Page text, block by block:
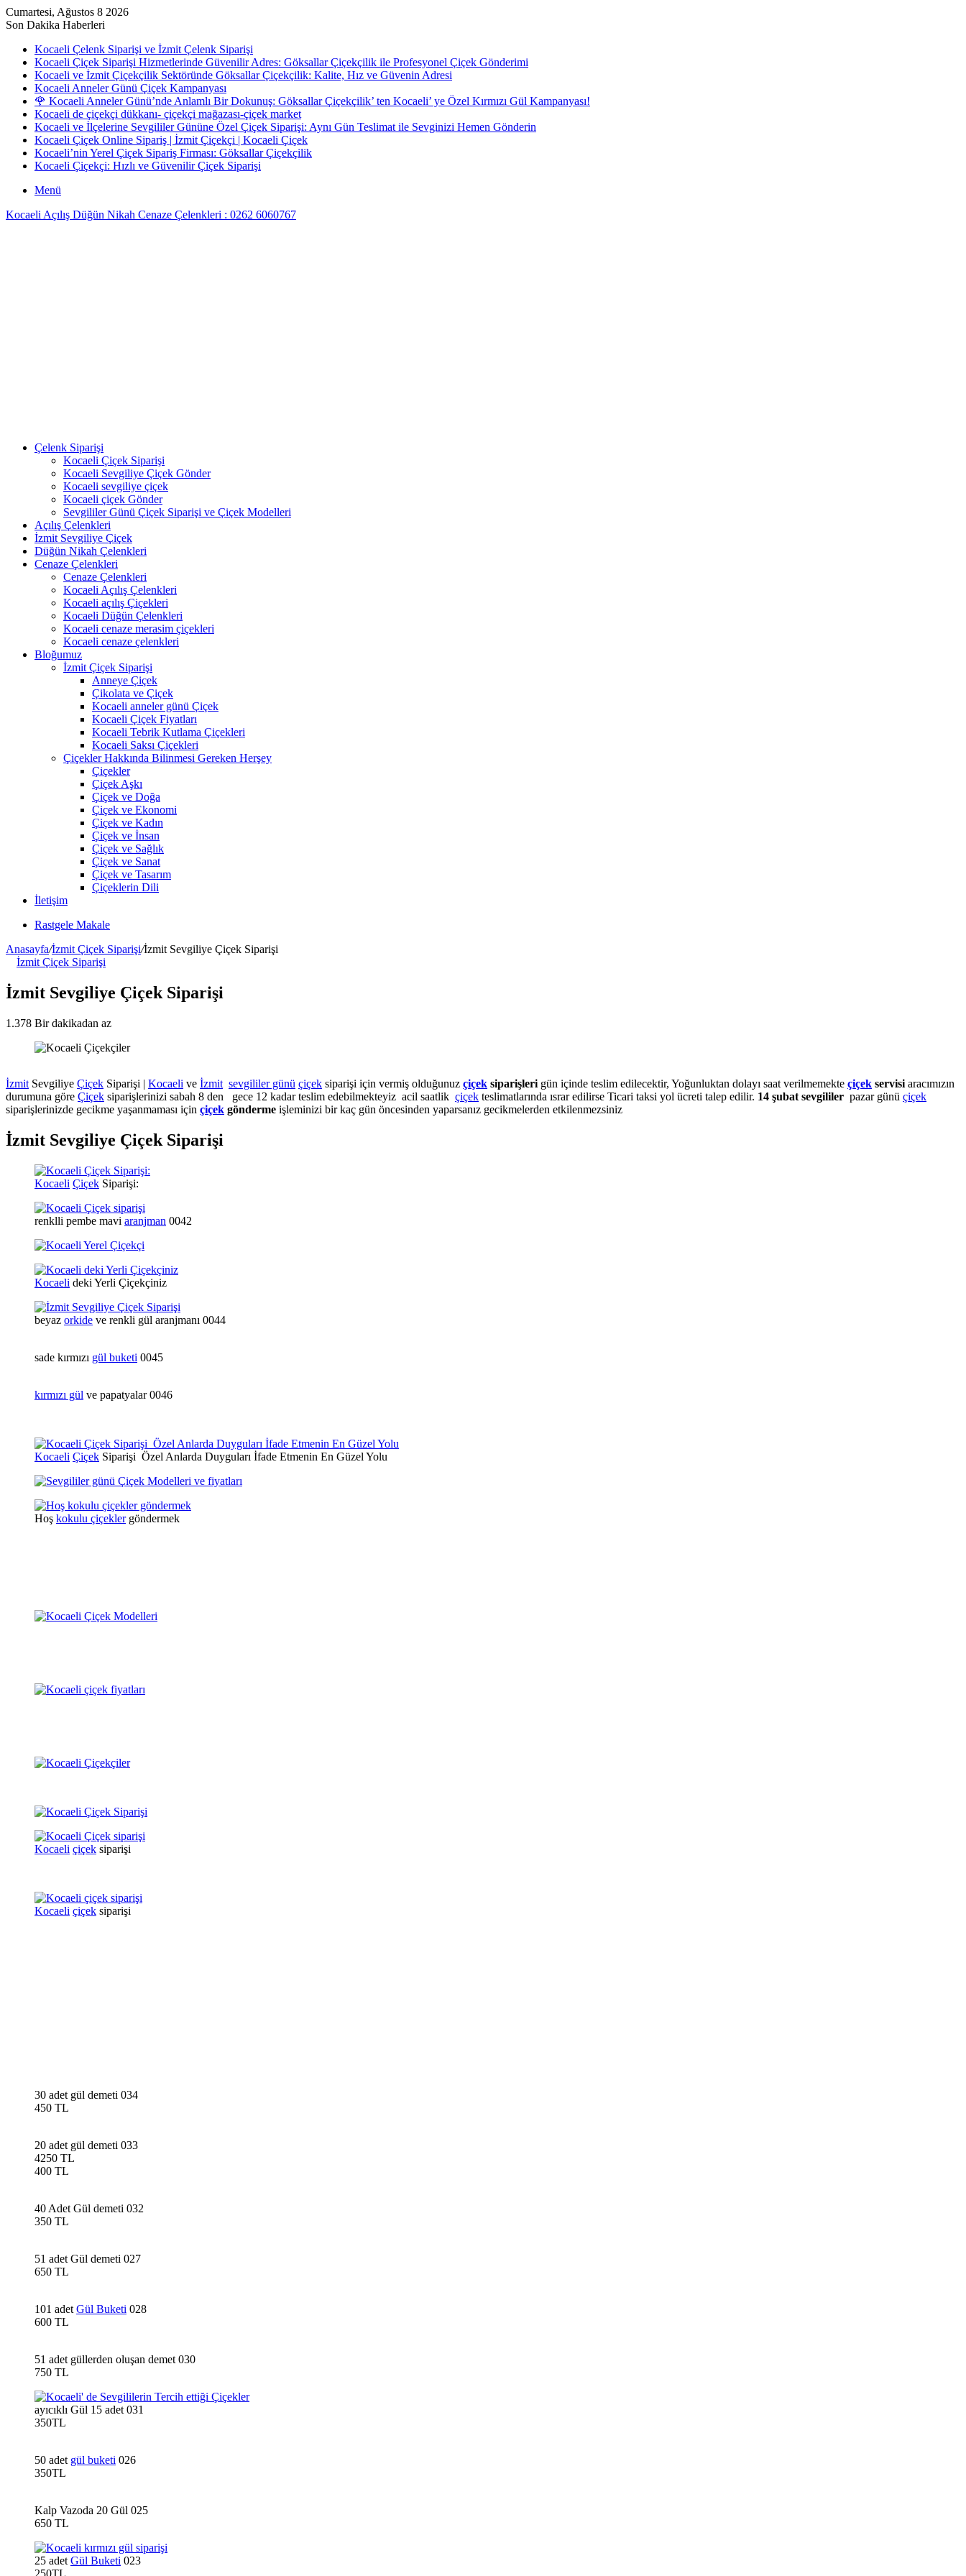
Cumartesi, Ağustos 8 2026
Son Dakika Haberleri
Kocaeli Çelenk Siparişi ve İzmit Çelenk Siparişi
Kocaeli Çiçek Siparişi Hizmetlerinde Güvenilir Adres: Göksallar Çiçekçilik ile Profesyonel Çiçek Gönderimi
Kocaeli ve İzmit Çiçekçilik Sektöründe Göksallar Çiçekçilik: Kalite, Hız ve Güvenin Adresi
Kocaeli Anneler Günü Çiçek Kampanyası
🌹 Kocaeli Anneler Günü’nde Anlamlı Bir Dokunuş: Göksallar Çiçekçilik’ ten Kocaeli’ ye Özel Kırmızı Gül Kampanyası!
Kocaeli de çiçekçi dükkanı- çiçekçi mağazası-çiçek market
Kocaeli ve İlçelerine Sevgililer Gününe Özel Çiçek Siparişi: Aynı Gün Teslimat ile Sevginizi Hemen Gönderin
Kocaeli Çiçek Online Sipariş | İzmit Çiçekçi | Kocaeli Çiçek
Kocaeli’nin Yerel Çiçek Sipariş Firması: Göksallar Çiçekçilik
Kocaeli Çiçekçi: Hızlı ve Güvenilir Çiçek Siparişi
Menü
Kocaeli Açılış Düğün Nikah Cenaze Çelenkleri : 0262 6060767
Çelenk Siparişi
Kocaeli Çiçek Siparişi
Kocaeli Sevgiliye Çiçek Gönder
Kocaeli sevgiliye çiçek
Kocaeli çiçek Gönder
Sevgililer Günü Çiçek Siparişi ve Çiçek Modelleri
Açılış Çelenkleri
İzmit Sevgiliye Çiçek
Düğün Nikah Çelenkleri
Cenaze Çelenkleri
Cenaze Çelenkleri
Kocaeli Açılış Çelenkleri
Kocaeli açılış Çiçekleri
Kocaeli Düğün Çelenkleri
Kocaeli cenaze merasim çiçekleri
Kocaeli cenaze çelenkleri
Bloğumuz
İzmit Çiçek Siparişi
Anneye Çiçek
Çikolata ve Çiçek
Kocaeli anneler günü Çiçek
Kocaeli Çiçek Fiyatları
Kocaeli Tebrik Kutlama Çiçekleri
Kocaeli Saksı Çiçekleri
Çiçekler Hakkında Bilinmesi Gereken Herşey
Çiçekler
Çiçek Aşkı
Çiçek ve Doğa
Çiçek ve Ekonomi
Çiçek ve Kadın
Çiçek ve İnsan
Çiçek ve Sağlık
Çiçek ve Sanat
Çiçek ve Tasarım
Çiçeklerin Dili
İletişim
Rastgele Makale
Anasayfa/İzmit Çiçek Siparişi/İzmit Sevgiliye Çiçek Siparişi
İzmit Çiçek Siparişi
İzmit Sevgiliye Çiçek Siparişi
1.378 Bir dakikadan az
İzmit Sevgiliye Çiçek Siparişi | Kocaeli ve İzmit sevgililer günü çiçek siparişi için vermiş olduğunuz çiçek siparişleri gün içinde teslim edilecektir, Yoğunluktan dolayı saat verilmemekte çiçek servisi aracımızın
durumuna göre Çiçek siparişlerinizi sabah 8 den gece 12 kadar teslim edebilmekteyiz acil saatlik çiçek teslimatlarında ısrar edilirse Ticari taksi yol ücreti talep edilir. 14 şubat sevgililer pazar günü çiçek
siparişlerinizde gecikme yaşanmaması için çiçek gönderme işleminizi bir kaç gün öncesinden yaparsanız gecikmelerden etkilenmezsiniz
İzmit Sevgiliye Çiçek Siparişi
Kocaeli Çiçek Siparişi:
renklli pembe mavi aranjman 0042
Kocaeli deki Yerli Çiçekçiniz
beyaz orkide ve renkli gül aranjmanı 0044
sade kırmızı gül buketi 0045
kırmızı gül ve papatyalar 0046
Kocaeli Çiçek Siparişi Özel Anlarda Duyguları İfade Etmenin En Güzel Yolu
Hoş kokulu çiçeklergöndermek
Kocaeli çiçek siparişi
Kocaeli çiçek siparişi
30 adet gül demeti 034
450 TL
20 adet gül demeti 033
4250 TL
400 TL
40 Adet Gül demeti 032
350 TL
51 adet Gül demeti 027
650 TL
101 adet Gül Buketi 028
600 TL
51 adet güllerden oluşan demet 030
750 TL
ayıcıklı Gül 15 adet 031
350TL
50 adet gül buketi 026
350TL
Kalp Vazoda 20 Gül 025
650 TL
25 adet Gül Buketi 023
250TL